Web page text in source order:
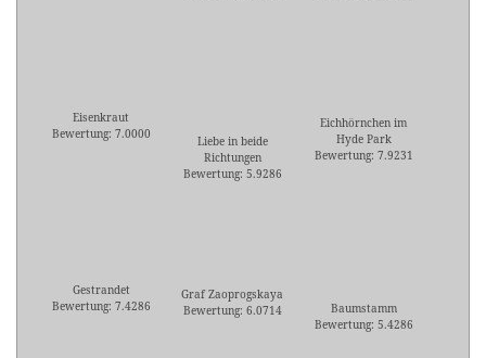
Eisenkraut
Bewertung: 7.0000
Liebe in beide
Richtungen
Bewertung: 5.9286
Eichhörnchen im
Hyde Park
Bewertung: 7.9231
Gestrandet
Bewertung: 7.4286
Graf Zaoprogskaya
Bewertung: 6.0714
Baumstamm
Bewertung: 5.4286